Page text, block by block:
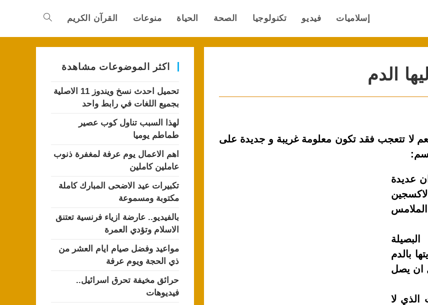
إسلاميات فيديو تكنولوجيا الصحة الحياة منوعات القرآن الكريم Toggle
الدم
لا تتعجب فقد تكون معلومة غريبة و جديدة على
عديدة
بالدم
ان يصل
الذي لا
اكثر الموضوعات مشاهدة
تحميل احدث نسخ ويندوز 11 الاصلية
بجميع اللغات في رابط واحد
لهذا السبب تناول كوب عصير
طماطم يوميا
اهم الاعمال يوم عرفة لمغفرة ذنوب
عاملين كاملين
تكبيرات عيد الاضحى المبارك كاملة
مكتوبة ومسموعة
بالفيديو.. عارضة ازياء فرنسية تعتنق
الاسلام وتؤدي العمرة
مواعيد وفضل صيام ايام العشر من
ذي الحجة ويوم عرفة
حرائق مخيفة تحرق اسرائيل..
فيديوهات